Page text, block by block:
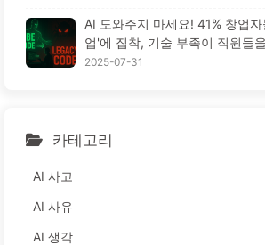
AI 도와주지 마세요! 41% 창업
업'에 집착, 기술 부족이 직원들
천히 배우는 AI163
2025-07-31
카테고리
AI 사고
AI 사유
AI 생각